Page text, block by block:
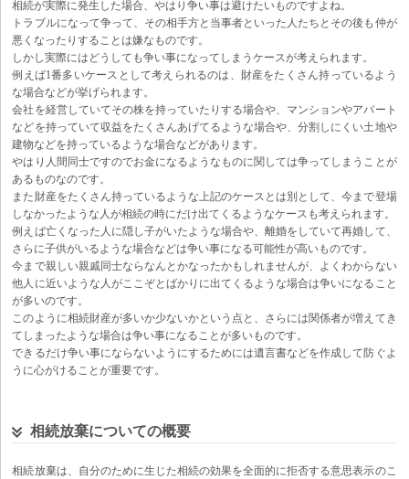
相続が実際に発生した場合、やはり争い事は避けたいものですよね。
トラブルになって争って、その相手方と当事者といった人たちとその後も仲が
悪くなったりすることは嫌なものです。
しかし実際にはどうしても争い事になってしまうケースが考えられます。
例えば1番多いケースとして考えられるのは、財産をたくさん持っているよう
な場合などが挙げられます。
会社を経営していてその株を持っていたりする場合や、マンションやアパート
などを持っていて収益をたくさんあげてるような場合や、分割しにくい土地や
建物などを持っているような場合などがあります。
やはり人間同士ですのでお金になるようなものに関しては争ってしまうことが
あるものなのです。
また財産をたくさん持っているような上記のケースとは別として、今まで登場
しなかったような人が相続の時にだけ出てくるようなケースも考えられます。
例えば亡くなった人に隠し子がいたような場合や、離婚をしていて再婚して、
さらに子供がいるような場合などは争い事になる可能性が高いものです。
今まで親しい親戚同士ならなんとかなったかもしれませんが、よくわからない
他人に近いような人がここぞとばかりに出てくるような場合は争いになること
が多いのです。
このように相続財産が多いか少ないかという点と、さらには関係者が増えてき
てしまったような場合は争い事になることが多いものです。
できるだけ争い事にならないようにするためには遺言書などを作成して防ぐよ
うに心がけることが重要です。
相続放棄についての概要
相続放棄は、自分のために生じた相続の効果を全面的に拒否する意思表示のこ